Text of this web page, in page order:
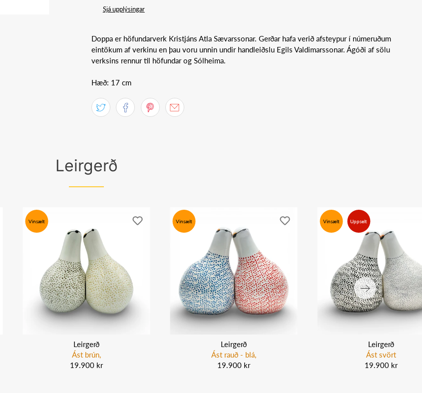
Sjá upplýsingar
Doppa er höfundarverk Kristjáns Atla Sævarssonar. Gerðar hafa verið afsteypur í númeruðum
eintökum af verkinu en þau voru unnin undir handleiðslu Egils Valdimarssonar. Ágóði af sölu
verksins rennur til höfundar og Sólheima.
Hæð: 17 cm
Leirgerð
Vinsælt
Leirgerð
Ást brún,
19.900 kr
Vinsælt
Leirgerð
Ást rauð - blá,
19.900 kr
Vinsælt Uppselt
Leirgerð
Ást svört
19.900 kr